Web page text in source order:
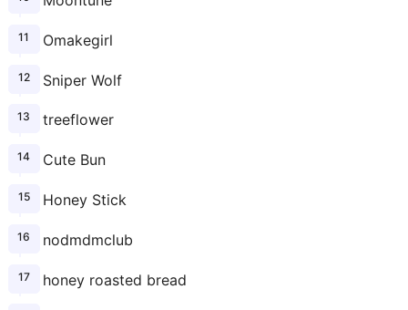
Omakegirl
Sniper Wolf
treeflower
Cute Bun
Honey Stick
nodmdmclub
honey roasted bread